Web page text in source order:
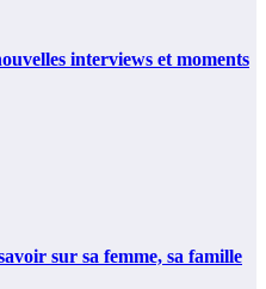
interviews et moments
sur sa femme, sa famille